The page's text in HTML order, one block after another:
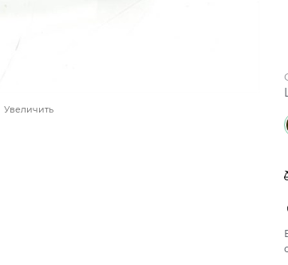
Увеличить